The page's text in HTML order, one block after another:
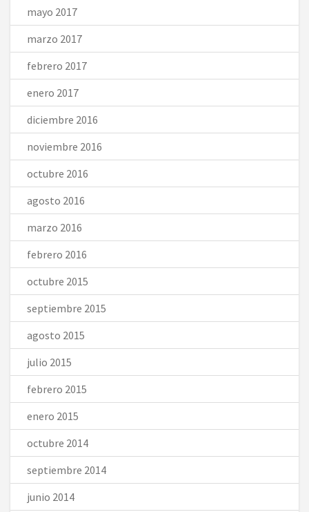
mayo 2017
marzo 2017
febrero 2017
enero 2017
diciembre 2016
noviembre 2016
octubre 2016
agosto 2016
marzo 2016
febrero 2016
octubre 2015
septiembre 2015
agosto 2015
julio 2015
febrero 2015
enero 2015
octubre 2014
septiembre 2014
junio 2014